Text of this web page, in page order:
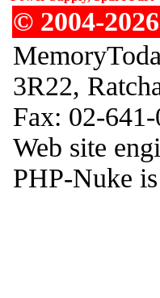
© 2004-
3R22,
Fax: 02-
Web site
PHP-Nuke